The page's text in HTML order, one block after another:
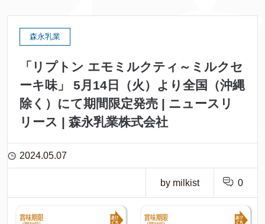
森永乳業
「リプトン エモミルクティ～ミルクセ
ーキ味」 5月14日（火）より全国（沖縄
除く）にて期間限定発売 | ニュースリ
リース | 森永乳業株式会社
2024.05.07
by milkist 0